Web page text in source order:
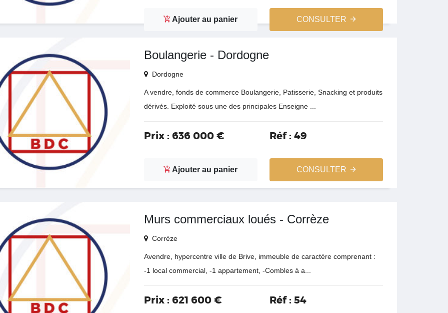
Ajouter au panier CONSULTER
Boulangerie - Dordogne
Dordogne
A vendre, fonds de commerce Boulangerie, Patisserie, Snacking et produits
dérivés. Exploité sous une des principales Enseigne ...
Prix : 636 000 € Réf : 49
Ajouter au panier CONSULTER
Murs commerciaux loués - Corrèze
Corrèze
Avendre, hypercentre ville de Brive, immeuble de caractère comprenant :
-1 local commercial, -1 appartement, -Combles à a...
Prix : 621 600 € Réf : 54